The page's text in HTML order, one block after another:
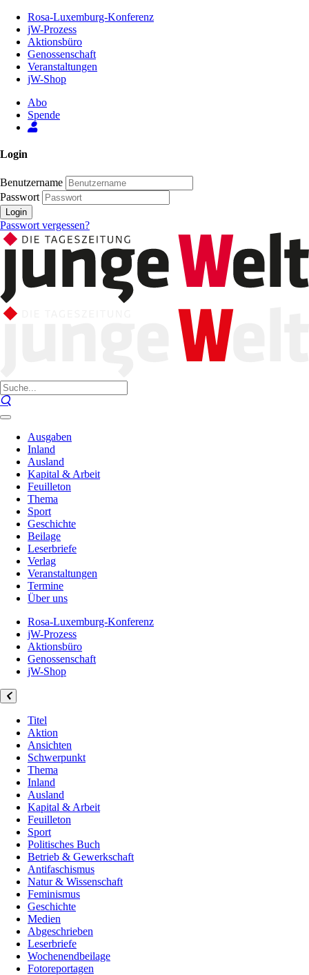
Inhalt
Seite
Rosa-Luxemburg-Konferenz
jW-Prozess
Aktionsbüro
Genossenschaft
Veranstaltungen
jW-Shop
Abo
Spende
Login
Benutzername
Passwort
Login
Passwort vergessen?
Ausgaben
Inland
Ausland
Kapital & Arbeit
Feuilleton
Thema
Sport
Geschichte
Beilage
Leserbriefe
Verlag
Veranstaltungen
Termine
Über uns
Rosa-Luxemburg-Konferenz
jW-Prozess
Aktionsbüro
Genossenschaft
jW-Shop
Titel
Aktion
Ansichten
Schwerpunkt
Thema
Inland
Ausland
Kapital & Arbeit
Feuilleton
Sport
Politisches Buch
Betrieb & Gewerkschaft
Antifaschismus
Natur & Wissenschaft
Feminismus
Geschichte
Medien
Abgeschrieben
Leserbriefe
Wochenendbeilage
Fotoreportagen